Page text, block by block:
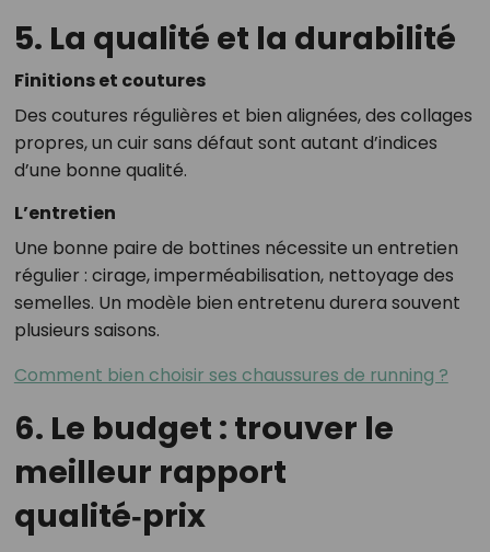
5. La qualité et la durabilité
Finitions et coutures
Des coutures régulières et bien alignées, des collages
propres, un cuir sans défaut sont autant d’indices
d’une bonne qualité.
L’entretien
Une bonne paire de bottines nécessite un entretien
régulier : cirage, imperméabilisation, nettoyage des
semelles. Un modèle bien entretenu durera souvent
plusieurs saisons.
Comment bien choisir ses chaussures de running ?
6. Le budget : trouver le
meilleur rapport
qualité‑prix